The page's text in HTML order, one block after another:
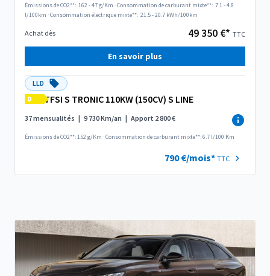
Émissions de CO2**: 162 - 47 g/Km ·Consommation de carburant mixte**: 7.1 - 4.8
l/100km ·Consommation électrique mixte**: 21.5 - 20.7 kWh/100km
Achat dès 49 350 €* TTC
En savoir plus
LLD
D
TFSI S TRONIC 110KW (150CV) S LINE
37 mensualités | 9 730 Km/an | Apport 2 800 €
Émissions de CO2**: 152 g/Km ·Consommation de carburant mixte**: 6.7 l/100 Km
790 €/mois* TTC